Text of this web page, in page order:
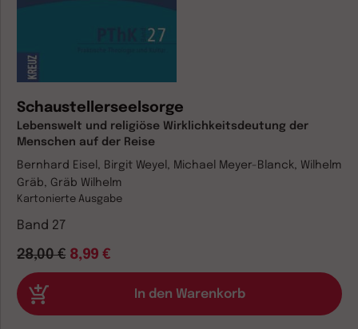
Schaustellerseelsorge
Lebenswelt und religiöse Wirklichkeitsdeutung der
Menschen auf der Reise
Bernhard Eisel, Birgit Weyel, Michael Meyer-Blanck, Wilhelm
Gräb, Gräb Wilhelm
Kartonierte Ausgabe
Band 27
28,00 € 8,99 €